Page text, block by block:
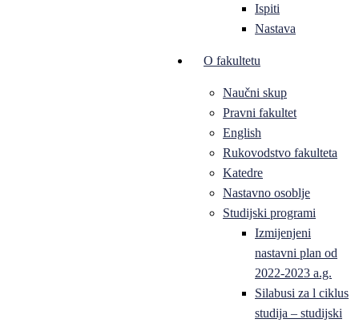
Ispiti
Nastava
O fakultetu
Naučni skup
Pravni fakultet
English
Rukovodstvo fakulteta
Katedre
Nastavno osoblje
Studijski programi
Izmijenjeni
nastavni plan od
2022-2023 a.g.
Silabusi za l ciklus
studija – studijski